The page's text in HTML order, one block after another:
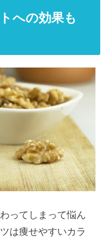
への効果も
ってしまって悩ん
は痩せやすいカラ